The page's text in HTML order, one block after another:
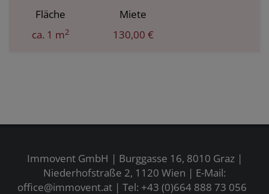
Fläche
ca. 1 m2
Miete
130,00 €
Immovent GmbH | Burggasse 16, 8010 Graz |
Niederhofstraße 2, 1120 Wien | E-Mail:
office@immovent.at | Tel: +43 (0)664 888 73 056